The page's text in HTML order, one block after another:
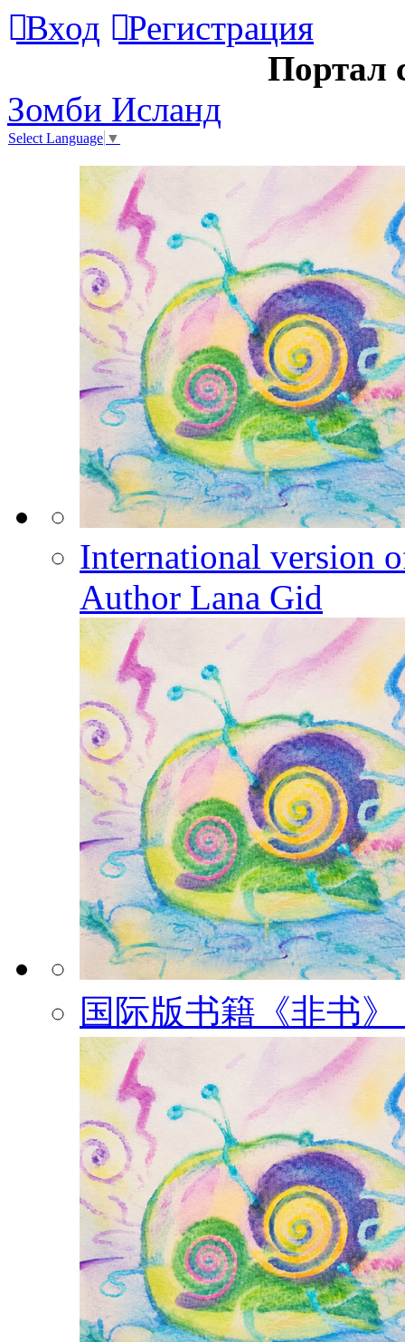
Вход Регистрация
Портал
Зомби Исланд
Select Language ▼
International version
Author Lana Gid
国际版书籍《非书